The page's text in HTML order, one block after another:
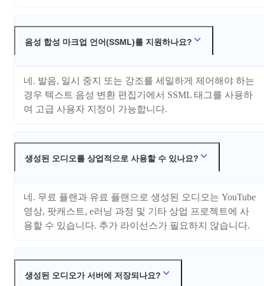
음성 합성 마크업 언어(SSML)를 지원하나요?
네. 발음, 일시 중지 또는 강조를 세밀하게 제어해야 하는
경우 텍스트 음성 변환 편집기에서 SSML 태그를 사용하
여 고급 사용자 지정이 가능합니다.
생성된 오디오를 상업적으로 사용할 수 있나요?
네. 무료 플랜과 유료 플랜으로 생성된 오디오는 YouTube
영상, 팟캐스트, e러닝 과정 및 기타 상업 프로젝트에 사
용할 수 있습니다. 추가 라이선스가 필요하지 않습니다.
생성된 오디오가 서버에 저장되나요?